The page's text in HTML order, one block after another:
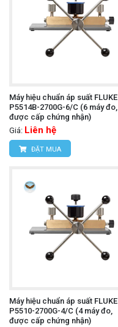
Máy hiệu chuẩn áp suất FLUKE
P5514B-2700G-6/C (6 máy đo,
được cấp chứng nhận)
Giá: Liên hệ
ĐẶT MUA
Máy hiệu chuẩn áp suất FLUKE
P5510-2700G-4/C (4 máy đo,
được cấp chứng nhận)